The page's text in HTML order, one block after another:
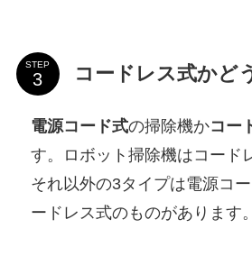
STEP コードレス式かど
電源コード式の掃除機かコー
す。ロボット掃除機はコード
それ以外の3タイプは電源コ
ードレス式のものがあります。